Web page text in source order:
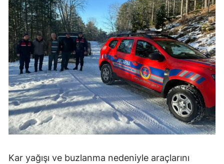
Kar yağışı ve buzlanma nedeniyle araçlarını